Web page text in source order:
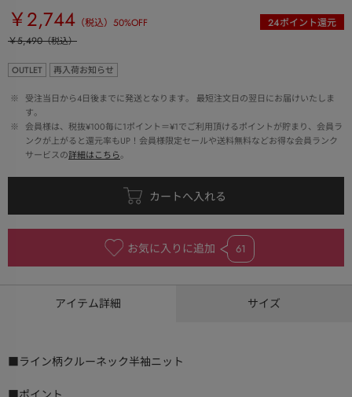
￥2,744 （税込） 50%OFF 24ポイント還元
￥5,490（税込）
OUTLET 再入荷お知らせ
※
受注当日から4日後までに発送となります。 最短注文日の翌日にお届けいたしま
す。
※
会員様は、税抜¥100毎に1ポイント＝¥1でご利用頂けるポイントが貯まり、会員ラ
ンクが上がると還元率もUP！会員様限定セールや送料無料などお得な会員ランク
サービスの詳細はこちら。
お気に入りに追加 61
アイテム詳細 サイズ
■ライン柄クルーネック半袖ニット